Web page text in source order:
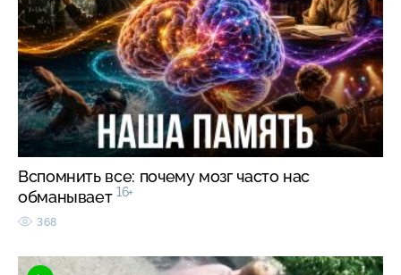
Вспомнить все: почему мозг часто нас
обманывает 16+
368